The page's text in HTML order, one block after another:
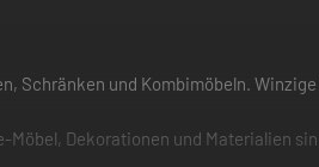
Schränken und Kombimöbeln.
Dekorationen und Materialien